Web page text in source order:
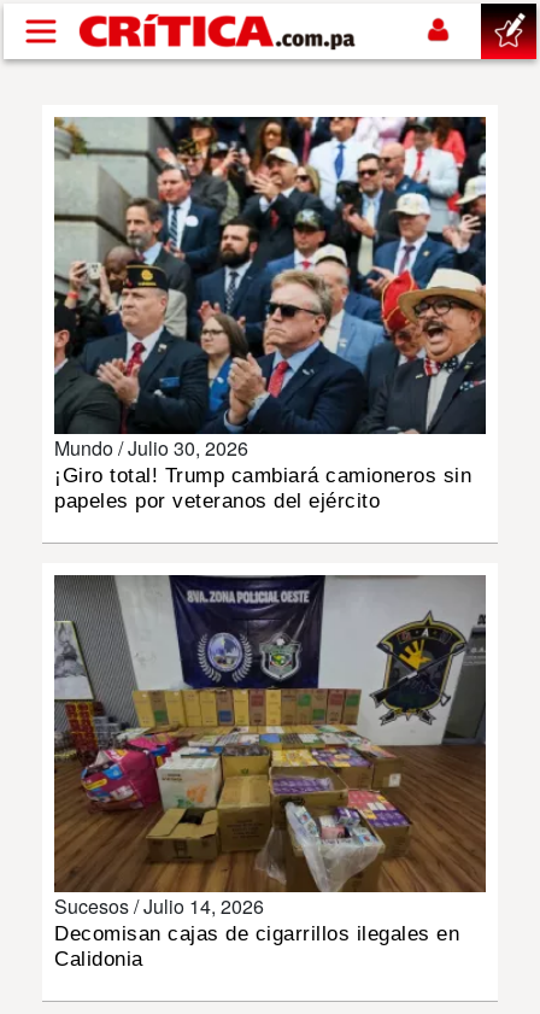
Pasar al contenido principal
POLÍTICA
SHOW
DEPORTES
MUNDO
INSÓLITAS
MULTIMEDIA
IMPRESO
Mundo /Julio 30, 2026
¡Giro total! Trump cambiará camioneros sin
papeles por veteranos del ejército
Sucesos /Julio 14, 2026
Decomisan cajas de cigarrillos ilegales en
Calidonia